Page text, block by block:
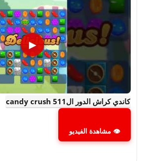
▶
كاندي كراش الدور ال511 candy crush
👁 مشاهدة الفيديو